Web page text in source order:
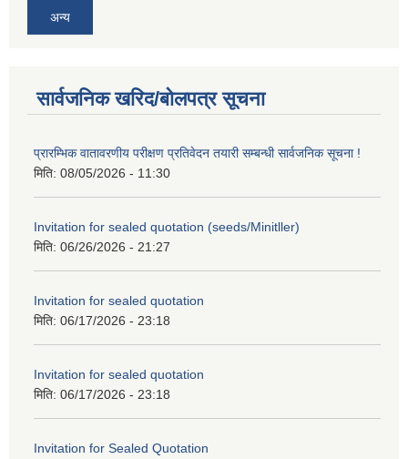
अन्य
सार्वजनिक खरिद/बोलपत्र सूचना
प्रारम्भिक वातावरणीय परीक्षण प्रतिवेदन तयारी सम्बन्धी सार्वजनिक सूचना !
मिति: 08/05/2026 - 11:30
Invitation for sealed quotation (seeds/Minitller)
मिति: 06/26/2026 - 21:27
Invitation for sealed quotation
मिति: 06/17/2026 - 23:18
Invitation for sealed quotation
मिति: 06/17/2026 - 23:18
Invitation for Sealed Quotation